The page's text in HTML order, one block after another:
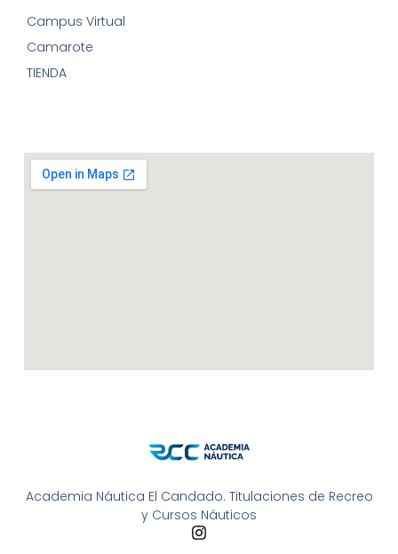
Academia Náutica El Candado. Titulaciones de Recreo
y Cursos Náuticos
Campus Virtual
Camarote
TIENDA